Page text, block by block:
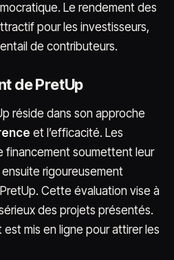
Le rendement des
pour les investisseurs,
de contributeurs.
de PretUp
réside dans son approche
et l’efficacité. Les
financement soumettent leur
rigoureusement
Cette évaluation vise à
des projets présentés.
mis en ligne pour attirer les